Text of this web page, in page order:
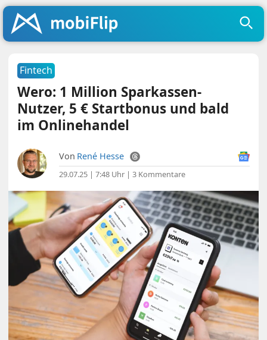
Fintech
Wero: 1 Million Sparkassen-
Nutzer, 5 € Startbonus und bald
im Onlinehandel
Von René Hesse
29.07.25 | 7:48 Uhr |3 Kommentare